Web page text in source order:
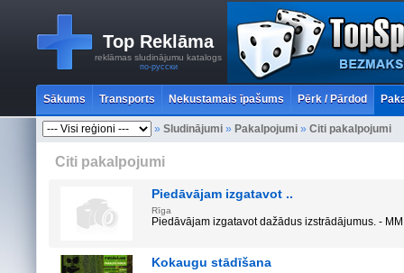
Top Reklāma
reklāmas sludinājumu katalogs
по-русски
Sākums Transports Nekustamais īpašums Pērk / Pārdod
» Sludinājumi » Pakalpojumi » Citi pakalpojumi
Citi pakalpojumi
Piedāvājam izgatavot ..
Rīga
Piedāvājam izgatavot dažādus izstrādājumus. -
Kokaugu stādīšana